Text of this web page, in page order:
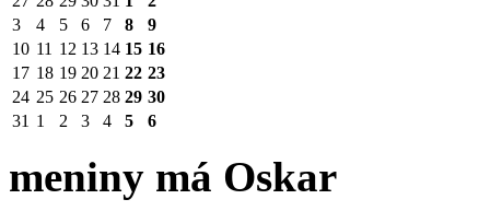
3
4 5 6 7 8
9
10 11 12 13 14 15 16
17 18 19 20 21 22 23
24 25 26 27 28 29 30
31 1 2 3 4 5 6
meniny má Oskar